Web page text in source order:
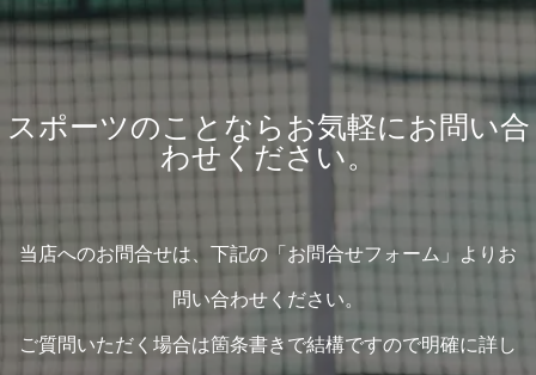
スポーツのことならお気軽にお問い合
わせください。
当店へのお問合せは、下記の「お問合せフォーム」よりお
問い合わせください。
ご質問いただく場合は箇条書きで結構ですので明確に詳し